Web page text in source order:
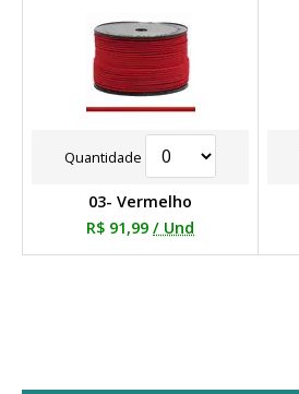
Quantidade
03- Vermelho
R$ 91,99 / Und